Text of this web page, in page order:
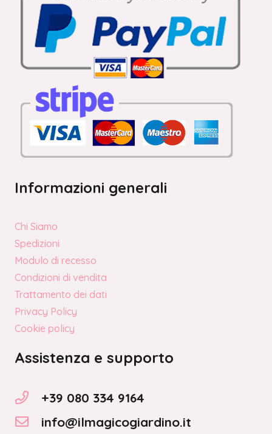
Informazioni generali
Chi Siamo
Spedizioni
Modulo di recesso
Condizioni di vendita
Trattamento dei dati
Privacy Policy
Cookie policy
Assistenza e supporto
+39 080 334 9164
info@ilmagicogiardino.it